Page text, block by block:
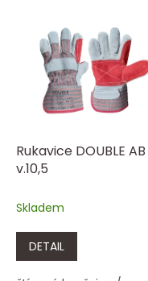
d
u
Rukavice DOUBLE AB
v.10,5
Skladem
DETAIL